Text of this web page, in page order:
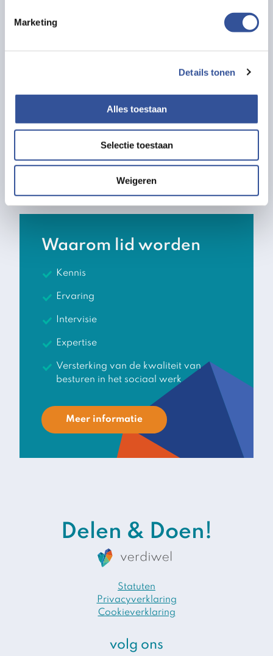
Marketing
Details tonen
Alles toestaan
Selectie toestaan
Weigeren
een stimulerende omgeving!
vrijblijvend deelnemen aan een face-to-
Verdiwel. Neem daarvoor contact op met
Saskia Walgemoed(verenigingsdirecteur
Verdiwel).
Een lid kan zich niet laten vervangen door
een collega uit de eigen organisatie
Waarom lid worden
Kennis
Ervaring
Intervisie
Expertise
Versterking van de kwaliteit van
besturen in het sociaal werk
Meer informatie
Delen & Doen!
Statuten
Privacyverklaring
Cookieverklaring
volg ons